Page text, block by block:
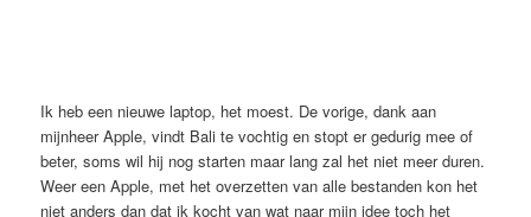
Ik heb een nieuwe laptop, het moest. De vorige, dank aan
mijnheer Apple, vindt Bali te vochtig en stopt er gedurig mee of
beter, soms wil hij nog starten maar lang zal het niet meer duren.
Weer een Apple, met het overzetten van alle bestanden kon het
niet anders dan dat ik kocht van wat naar mijn idee toch het